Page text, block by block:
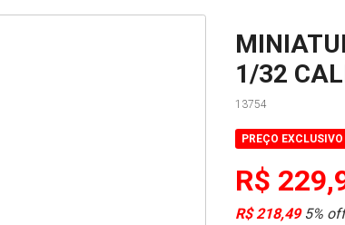
1/32
13754
PREÇO
R$
R$ 218,495%